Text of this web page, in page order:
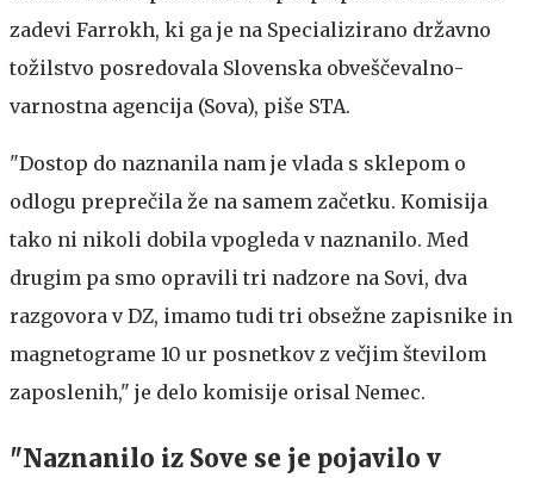
zadevi Farrokh, ki ga je na Specializirano državno
tožilstvo posredovala Slovenska obveščevalno-
varnostna agencija (Sova), piše STA.
"Dostop do naznanila nam je vlada s sklepom o
odlogu preprečila že na samem začetku. Komisija
tako ni nikoli dobila vpogleda v naznanilo. Med
drugim pa smo opravili tri nadzore na Sovi, dva
razgovora v DZ, imamo tudi tri obsežne zapisnike in
magnetograme 10 ur posnetkov z večjim številom
zaposlenih," je delo komisije orisal Nemec.
"Naznanilo iz Sove se je pojavilo v